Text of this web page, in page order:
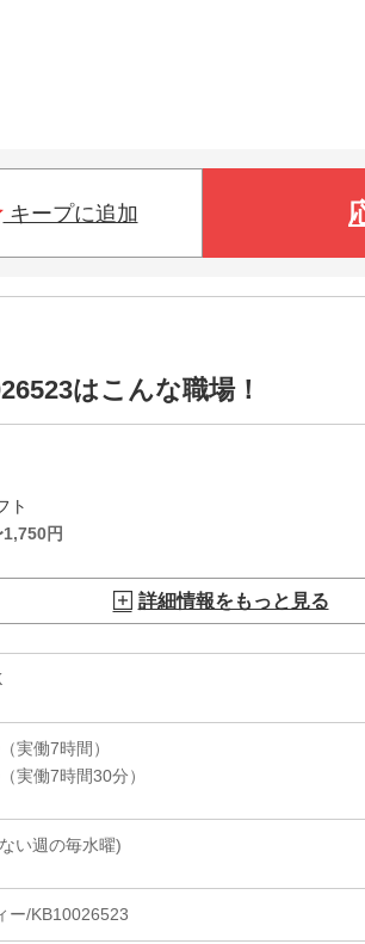
キープに追加
はこんな職場！
ト
1,750円
詳細情報をもっと見る
実働7時間）
実働7時間30分）
い週の毎水曜)
ー/KB10026523